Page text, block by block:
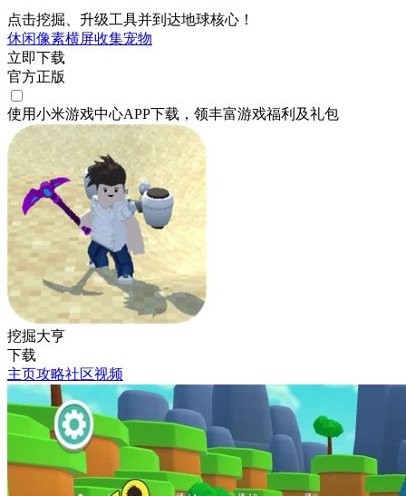
点击挖掘、升级工具并到达地球核心！
休闲像素横屏收集宠物
立即下载
官方正版
使用小米游戏中心APP下载 ，领丰富游戏福利 及礼包
挖掘大亨
下载
主页攻略社区视频